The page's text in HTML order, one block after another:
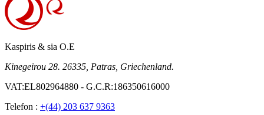
Kaspiris & sia O.E
Kinegeirou 28. 26335, Patras, Griechenland.
VAT:EL802964880 - G.C.R:186350616000
Telefon : +(44) 203 637 9363